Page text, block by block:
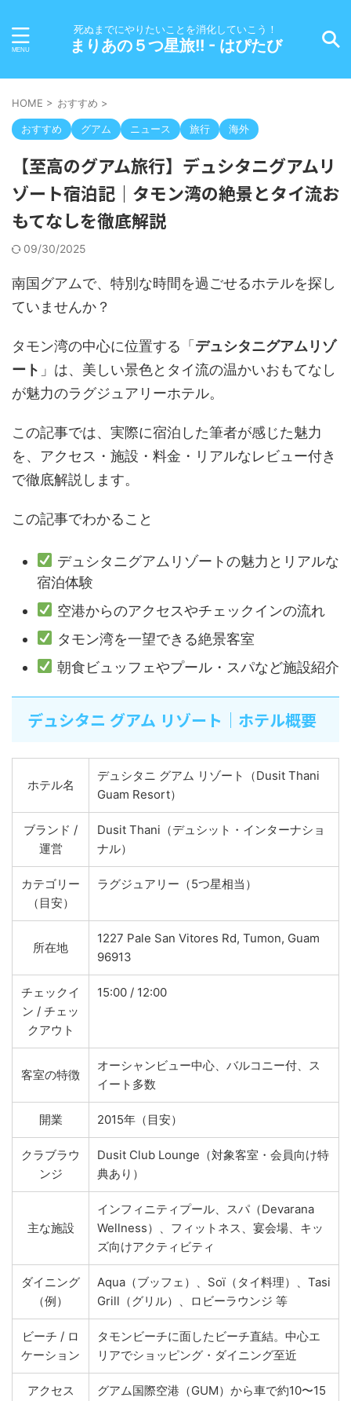
死ぬまでにやりたいことを消化していこう！
まりあの５つ星旅!! - はぴたび
HOME > おすすめ >
おすすめ グアム ニュース 旅行 海外
【至高のグアム旅行】デュシタニグアムリ
ゾート宿泊記｜タモン湾の絶景とタイ流お
もてなしを徹底解説
09/30/2025
南国グアムで、特別な時間を過ごせるホテルを探し
ていませんか？
タモン湾の中心に位置する「 デュシタニグアムリゾ
ート 」は、美しい景色とタイ流の温かいおもてなし
が魅力のラグジュアリーホテル。
この記事では、実際に宿泊した筆者が感じた魅力
を、アクセス・施設・料金・リアルなレビュー付き
で徹底解説します。
この記事でわかること
デュシタニグアムリゾートの魅力とリアルな
宿泊体験
空港からのアクセスやチェックインの流れ
タモン湾を一望できる絶景客室
朝食ビュッフェやプール・スパなど施設紹介
デュシタニ グアム リゾート｜ホテル概要
ホテル名
デュシタニ グアム リゾート（Dusit Thani
Guam Resort）
ブランド /
運営
Dusit Thani（デュシット・インターナショ
ナル）
カテゴリー
（目安）
ラグジュアリー（5つ星相当）
所在地
1227 Pale San Vitores Rd, Tumon, Guam
96913
チェックイ
ン / チェッ
クアウト
15:00 / 12:00
客室の特徴
オーシャンビュー中心、バルコニー付、ス
イート多数
開業 2015年（目安）
クラブラウ
ンジ
Dusit Club Lounge（対象客室・会員向け特
典あり）
主な施設
インフィニティプール、スパ（Devarana
Wellness）、フィットネス、宴会場、キッ
ズ向けアクティビティ
ダイニング
（例）
Aqua（ブッフェ）、Soï（タイ料理）、Tasi
Grill（グリル）、ロビーラウンジ 等
ビーチ / ロ
ケーション
タモンビーチに面したビーチ直結。中心エ
リアでショッピング・ダイニング至近
アクセス
グアム国際空港（GUM）から車で約10〜15